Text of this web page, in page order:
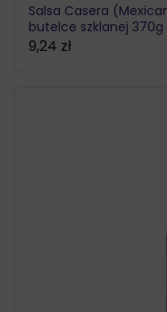
Salsa Casera
butelce szklanej 370g
9,24 zł